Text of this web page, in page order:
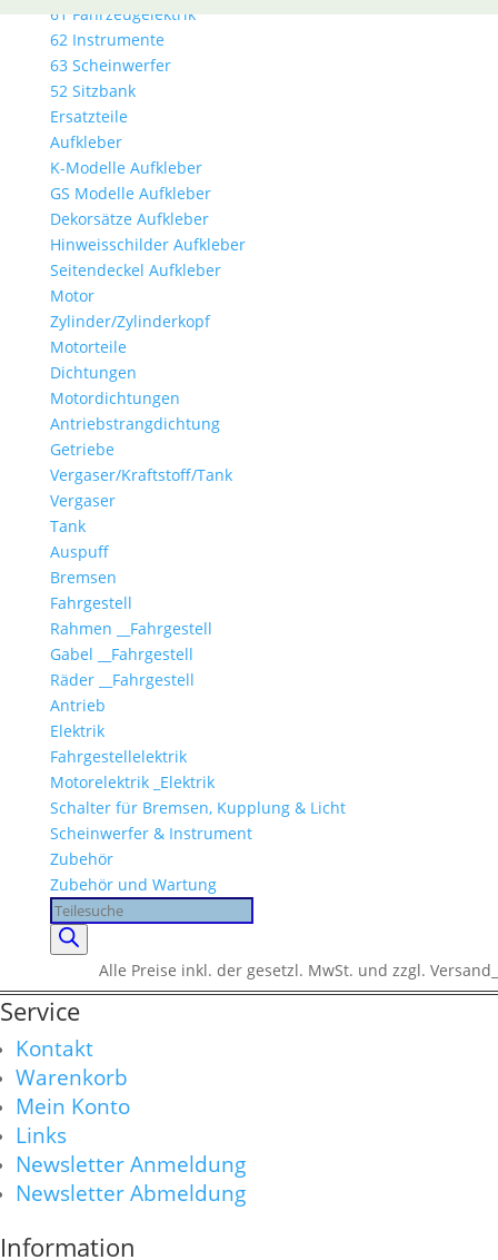
61 Fahrzeugelektrik
62 Instrumente
63 Scheinwerfer
52 Sitzbank
Ersatzteile
Aufkleber
K-Modelle Aufkleber
GS Modelle Aufkleber
Dekorsätze Aufkleber
Hinweisschilder Aufkleber
Seitendeckel Aufkleber
Motor
Zylinder/Zylinderkopf
Motorteile
Dichtungen
Motordichtungen
Antriebstrangdichtung
Getriebe
Vergaser/Kraftstoff/Tank
Vergaser
Tank
Auspuff
Bremsen
Fahrgestell
Rahmen __Fahrgestell
Gabel __Fahrgestell
Räder __Fahrgestell
Antrieb
Elektrik
Fahrgestellelektrik
Motorelektrik _Elektrik
Schalter für Bremsen, Kupplung & Licht
Scheinwerfer & Instrument
Zubehör
Zubehör und Wartung
Products
search
Alle Preise inkl. der gesetzl. MwSt. und zzgl. Versand_
Service
Kontakt
Warenkorb
Mein Konto
Links
Newsletter Anmeldung
Newsletter Abmeldung
Information